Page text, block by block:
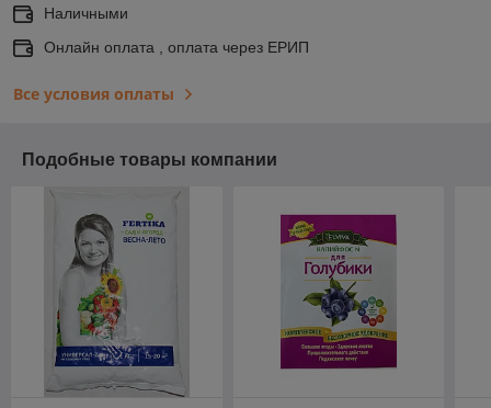
Наличными
Онлайн оплата , оплата через ЕРИП
Все условия оплаты
Подобные товары компании